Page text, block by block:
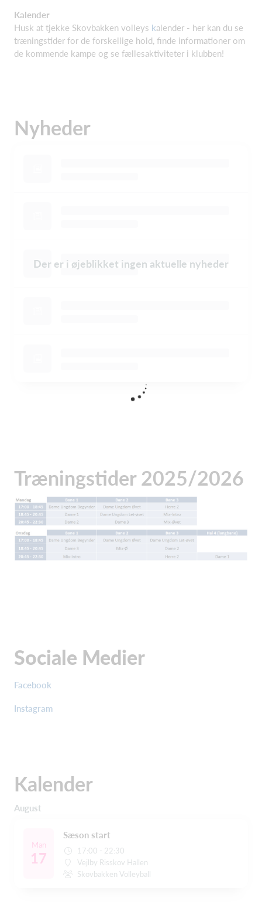
Kalender
Husk at tjekke Skovbakken volleys kalender - her kan du se
træningstider for de forskellige hold, finde informationer om
de kommende kampe og se fællesaktiviteter i klubben!
Nyheder
Der er i øjeblikket ingen aktuelle nyheder
Træningstider 2025/2026
Sociale Medier
Facebook
Instagram
Kalender
August
Man
17
Sæson start
17:00 - 22:30
Vejlby Risskov Hallen
Skovbakken Volleyball